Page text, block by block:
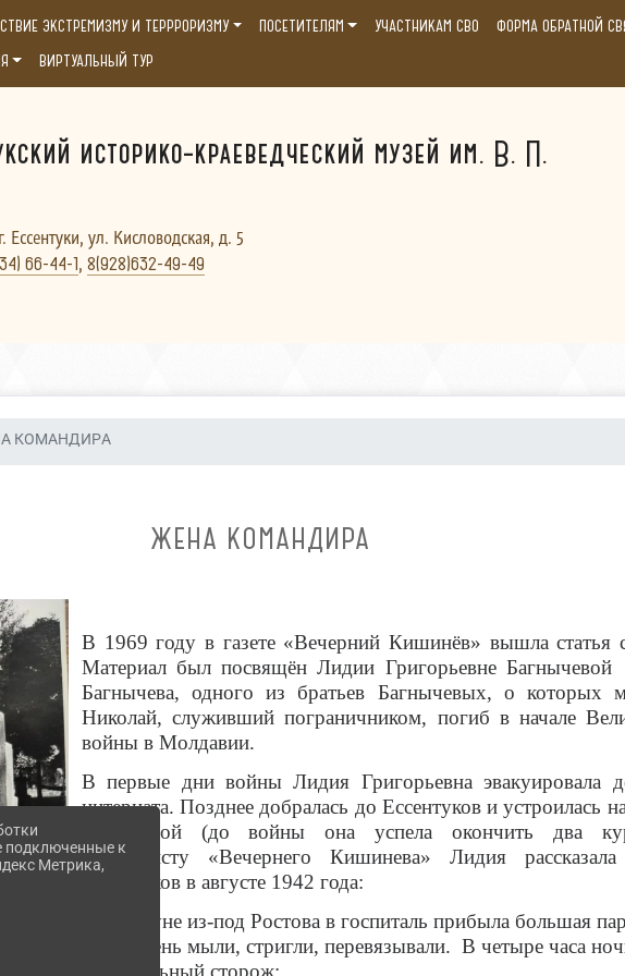
ЭКСТРЕМИЗМУ И ТЕРРРОРИЗМУ ПОСЕТИТЕЛЯМ УЧАСТНИКАМ СВО ФОРМА ОБРАТНОЙ
ВИРТУАЛЬНЫЙ ТУР
историко-краеведческий музей им. В. П.
Ессентуки, ул. Кисловодская, д. 5
66-44-1, 8(928)632-49-49
КОМАНДИРА
ЖЕНА КОМАНДИРА
В 1969 году в газете «Вечерний Кишинёв» вышла статья
Материал был посвящён Лидии Григорьевне
Багнычева, одного из братьев Багнычевых, о которых
Николай, служивший пограничником, погиб в начале
войны в Молдавии.
В первые дни войны Лидия Григорьевна эвакуировала
интерната. Позднее добралась до Ессентуков и устроилась
медсестрой (до войны она успела окончить два
Журналисту «Вечернего Кишинева» Лидия
Ессентуков в августе 1942 года:
«Накануне из-под Ростова в госпиталь прибыла большая
целый день мыли, стригли, перевязывали. В четыре часа
госпитальный сторож:
подключенные к
Метрика,